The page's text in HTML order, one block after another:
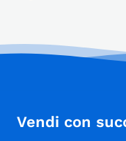
Vendi con